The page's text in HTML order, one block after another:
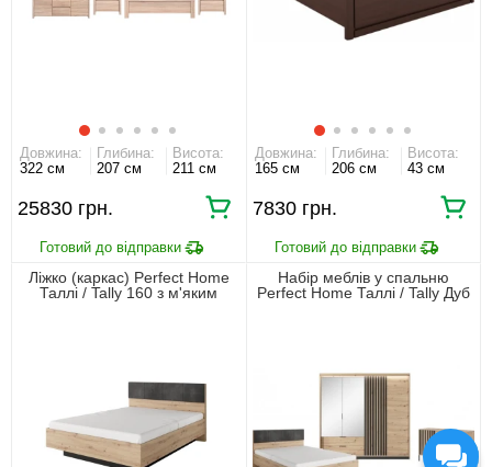
Довжина:
322 см
Глибина:
207 см
Висота:
211 см
25830 грн.
Довжина:
165 см
Глибина:
206 см
Висота:
43 см
7830 грн.
Ліжко (каркас) Perfect Home
Таллі / Tally 160 з м'яким
Набір меблів у спальню
Perfect Home Таллі / Tally Дуб